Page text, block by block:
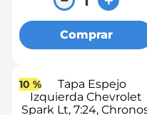
Comprar
10 %